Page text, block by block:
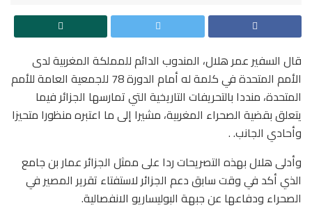
قال السفير عمر هلال، المندوب الدائم للمملكة المغربية لدى
الأمم المتحدة في كلمة له أمام الدورة 78 للجمعية العامة للأمم
المتحدة، منددا بالتحريفات التاريخية التي تمارسها الجزائر فيما
يتعلق بقضية الصحراء المغربية، مشيرا إلى ما اعتبره منظورا متحيزا
وأحادي الجانب. .
وأدلى هلال بهذه التصريحات ردا على ممثل الجزائر عمار بن جامع
الذي أكد في وقت سابق دعم الجزائر لاستفتاء تقرير المصير في
الصحراء ودفاعها عن جبهة البوليساريو الانفصالية.